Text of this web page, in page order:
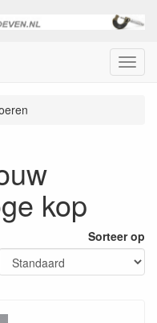
Menu
kop
Sorteer op